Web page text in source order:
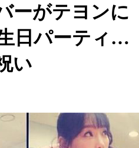
ーがテヨンに
日パーティ…
い